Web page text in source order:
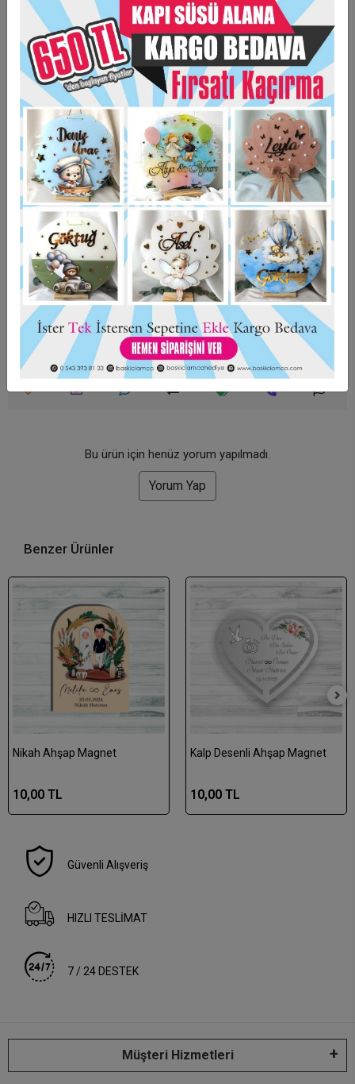
- Mdf üzeri direk baskı yapılmaktadır.
- Ürün arkasında mıknatıs bulunmaktadır.
- Farklı görseller uygulanabilmektedir.
- Ürün kişiye özel hazırlanmaktadır. İade kabul edilmemektedir.
- Acil siparişlerinizde iletişime geçiniz
Taksit Seçenekleri
Garanti Ve Teslimat
Hızlı Gönderi Güvenli Alışveriş İade ve Değişim
Bu ürün için henüz yorum yapılmadı.
Yorum Yap
Benzer Ürünler
Nikah Ahşap Magnet
10,00 TL
Kalp Desenli Ahşap Magnet
10,00 TL
Güvenli Alışveriş
HIZLI TESLİMAT
7 / 24 DESTEK
Müşteri Hizmetleri